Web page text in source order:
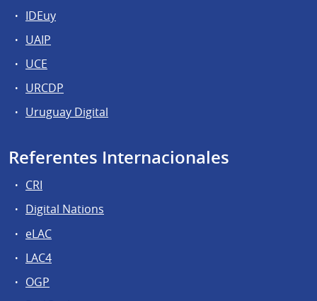
IDEuy
UAIP
UCE
URCDP
Uruguay Digital
Referentes Internacionales
CRI
Digital Nations
eLAC
LAC4
OGP